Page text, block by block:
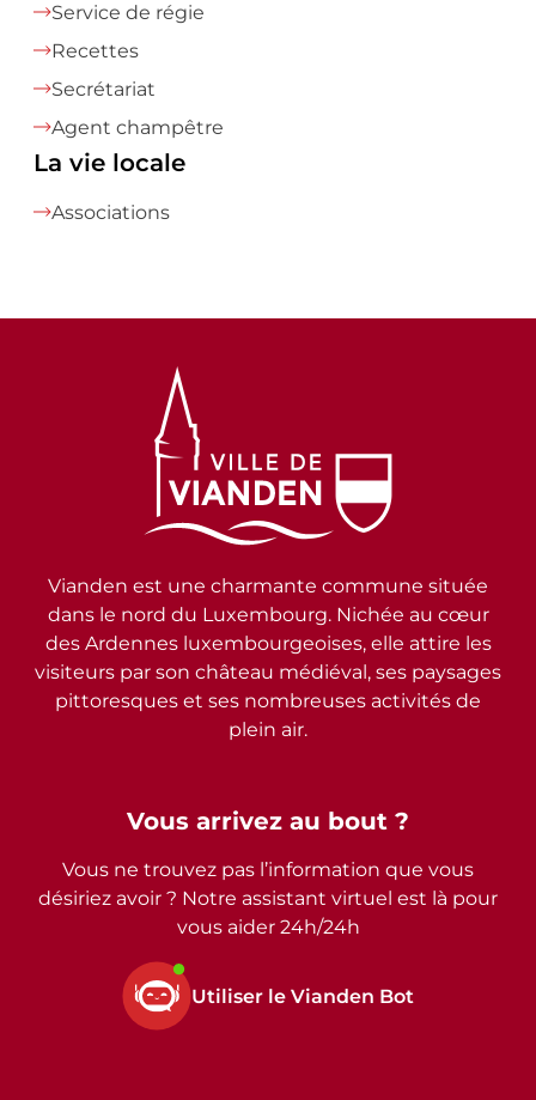
Service de régie
Recettes
Secrétariat
Agent champêtre
La vie locale
Associations
Vous arrivez au bout ?
Vous ne trouvez pas l’information que vous
désiriez avoir ? Notre assistant virtuel est là pour
vous aider 24h/24h
Utiliser le Vianden Bot
Vianden est une charmante commune située
dans le nord du Luxembourg. Nichée au cœur
des Ardennes luxembourgeoises, elle attire les
visiteurs par son château médiéval, ses paysages
pittoresques et ses nombreuses activités de
plein air.